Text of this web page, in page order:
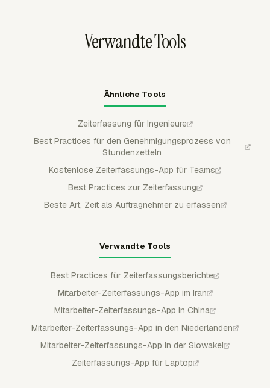
Verwandte Tools
Ähnliche Tools
Zeiterfassung für Ingenieure
Best Practices für den Genehmigungsprozess von
Stundenzetteln
Kostenlose Zeiterfassungs-App für Teams
Best Practices zur Zeiterfassung
Beste Art, Zeit als Auftragnehmer zu erfassen
Verwandte Tools
Best Practices für Zeiterfassungsberichte
Mitarbeiter-Zeiterfassungs-App im Iran
Mitarbeiter-Zeiterfassungs-App in China
Mitarbeiter-Zeiterfassungs-App in den Niederlanden
Mitarbeiter-Zeiterfassungs-App in der Slowakei
Zeiterfassungs-App für Laptop